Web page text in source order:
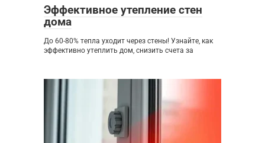
Эффективное утепление стен
дома
До 60-80% тепла уходит через стены! Узнайте, как
эффективно утеплить дом, снизить счета за